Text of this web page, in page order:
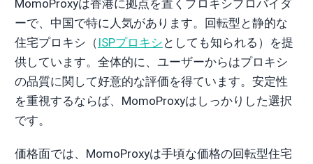
MomoProxyは香港に拠点を置くプロキシプロバイダ
ーで、中国で特に人気があります。回転型と静的な
住宅プロキシ（ ISPプロキシ としても知られる）を提
供しています。全体的に、ユーザーからはプロキシ
の品質に関して好意的な評価を得ています。安定性
を重視するならば、MomoProxyはしっかりした選択
です。
価格面では、MomoProxyは手頃な価格の回転型住宅